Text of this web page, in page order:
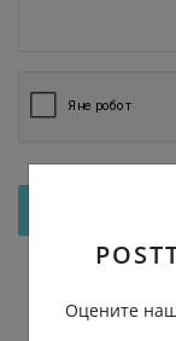
Оцените